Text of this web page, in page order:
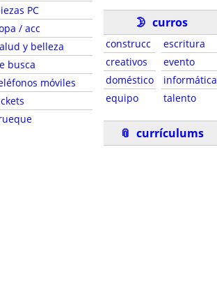
PC
/ acc
y belleza
busca
móviles
🌛 curros
construcc
creativos
doméstico
equipo
escritura
evento
informática
talento
📎 currí­culums